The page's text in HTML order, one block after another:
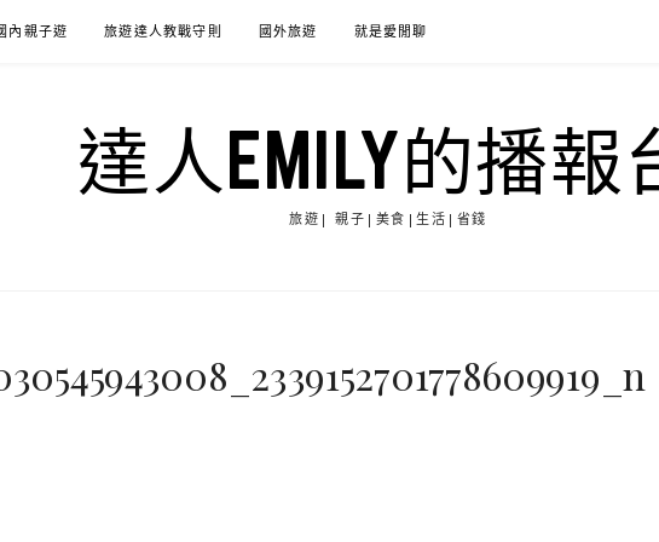
內親子遊 旅遊達人教戰守則 國外旅遊 就是愛閒聊
達人EMILY的播報
旅遊| 親子|美食|生活|省錢